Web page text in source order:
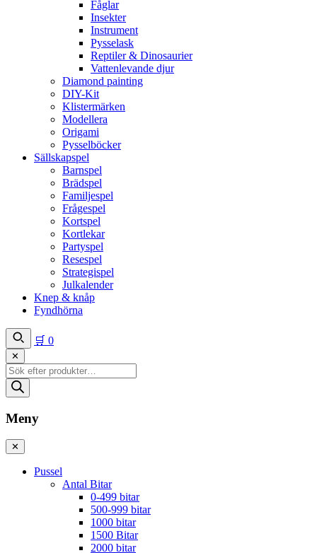
Fåglar
Insekter
Instrument
Pysselask
Reptiler & Dinosaurier
Vattenlevande djur
Diamond painting
DIY-Kit
Klistermärken
Modellera
Origami
Pysselböcker
Sällskapspel
Barnspel
Brädspel
Familjespel
Frågespel
Kortspel
Kortlekar
Partyspel
Resespel
Strategispel
Julkalender
Knep & knåp
Fyndhörna
🛒 0
✕
Produktsökning
Meny
✕
Pussel
Antal Bitar
0-499 bitar
500-999 bitar
1000 bitar
1500 Bitar
2000 bitar